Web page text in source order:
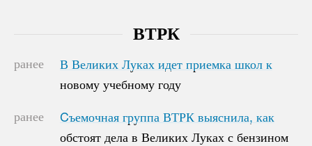
ВТРК
ранее
В Великих Луках идет приемка школ к
новому учебному году
В Великих Луках идет приемка школ к
новому учебному году
ранее
Cъемочная группа ВТРК выяснила, как
обстоят дела в Великих Луках с бензином
Cъемочная группа ВТРК выяснила, как
обстоят дела в Великих Луках с бензином